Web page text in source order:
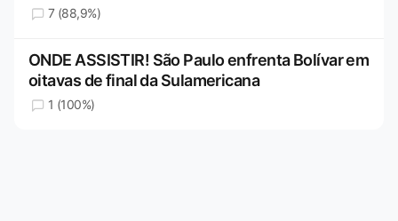
7 (88,9%)
ONDE ASSISTIR! São Paulo enfrenta Bolívar em
oitavas de final da Sulamericana
1 (100%)